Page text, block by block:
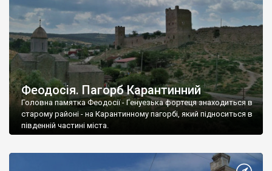
Феодосія. Пагорб Карантинний
Головна памятка Феодосії - Генуезька фортеця знаходиться в
старому районі - на Карантинному пагорбі, який підноситься в
південній частині міста.